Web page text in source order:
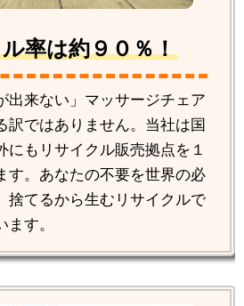
率は約９０％！
出来ない」マッサージチェア
訳ではありません。当社は国
にもリサイクル販売拠点を１
す。あなたの不要を世界の必
捨てるから生むリサイクルで
す。